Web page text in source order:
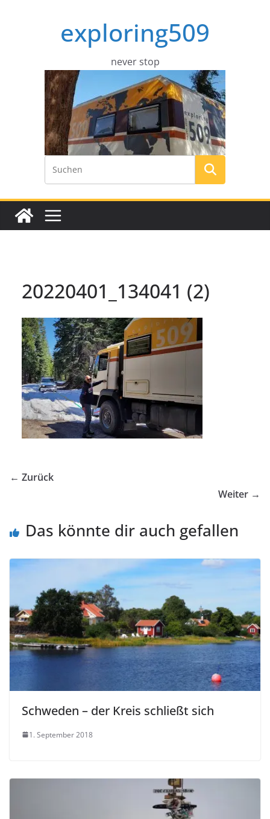
exploring509
never stop
20220401_134041 (2)
← Zurück
Weiter →
Das könnte dir auch gefallen
Schweden – der Kreis schließt sich
1. September 2018